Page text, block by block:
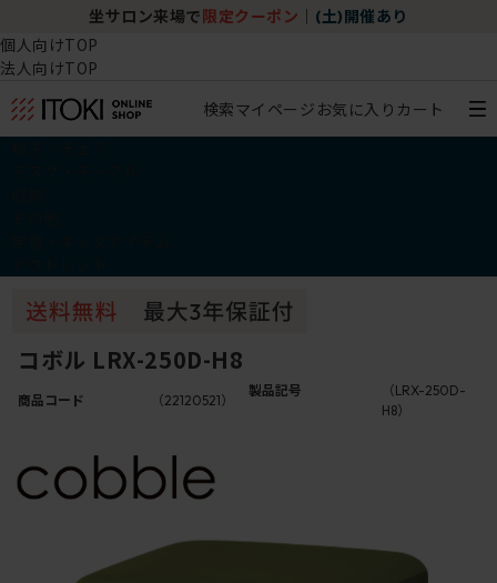
坐サロン来場で 限定クーポン (土)開催あり
個人向けTOP
法人向けTOP
検索マイページ お気に入り カート
コボル LRX-250D-H8
商品コード （22120521）
製品記号
（LRX-250D-
H8）